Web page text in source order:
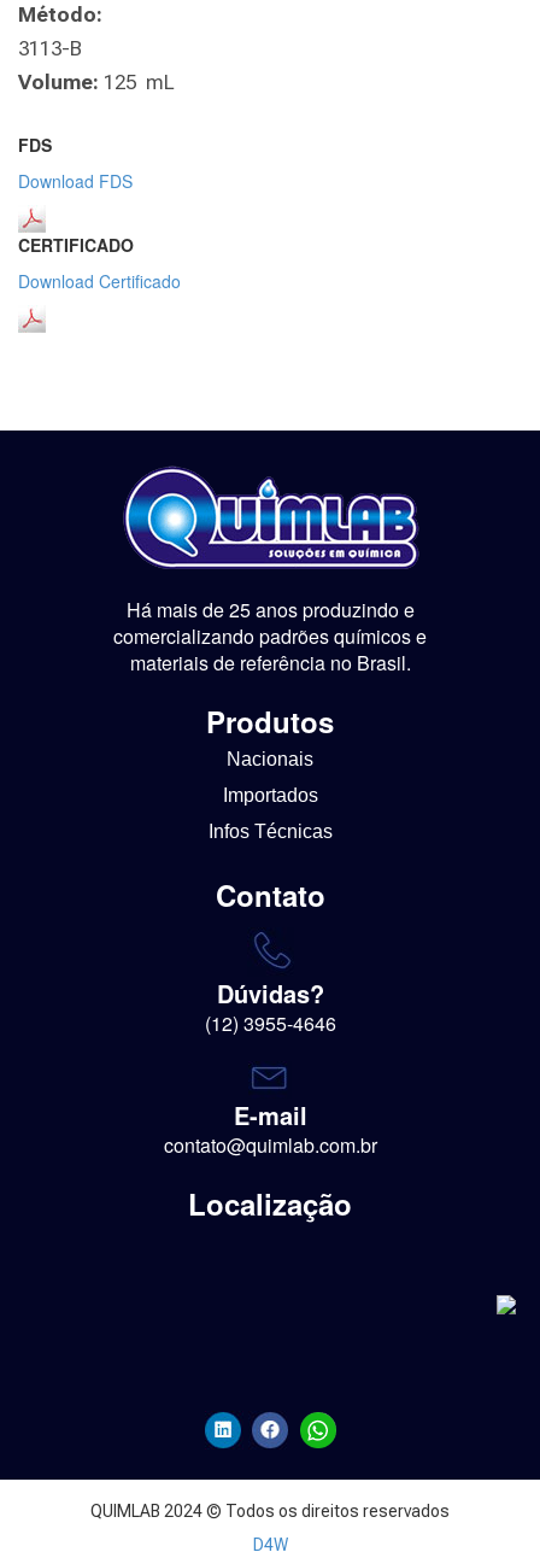
Método:
3113-B
Volume: 125 mL
FDS
Download FDS
CERTIFICADO
Download Certificado
Há mais de 25 anos produzindo e
comercializando padrões químicos e
materiais de referência no Brasil.
Produtos
Nacionais
Importados
Infos Técnicas
Contato
Dúvidas?
(12) 3955-4646
E-mail
contato@quimlab.com.br
Localização
QUIMLAB 2024 © Todos os direitos reservados
D4W